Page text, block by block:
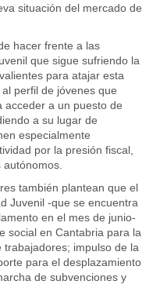
situación del mercado de
hacer frente a las
que sigue sufriendo la
para atajar esta
perfil de jóvenes que
acceder a un puesto de
a su lugar de
especialmente
por la presión fiscal,
también plantean que el
Juvenil -que se encuentra
en el mes de junio-
social en Cantabria para la
impulso de la
para el desplazamiento
de subvenciones y